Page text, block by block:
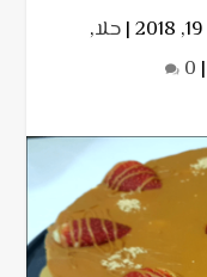
|حلا,
|
0